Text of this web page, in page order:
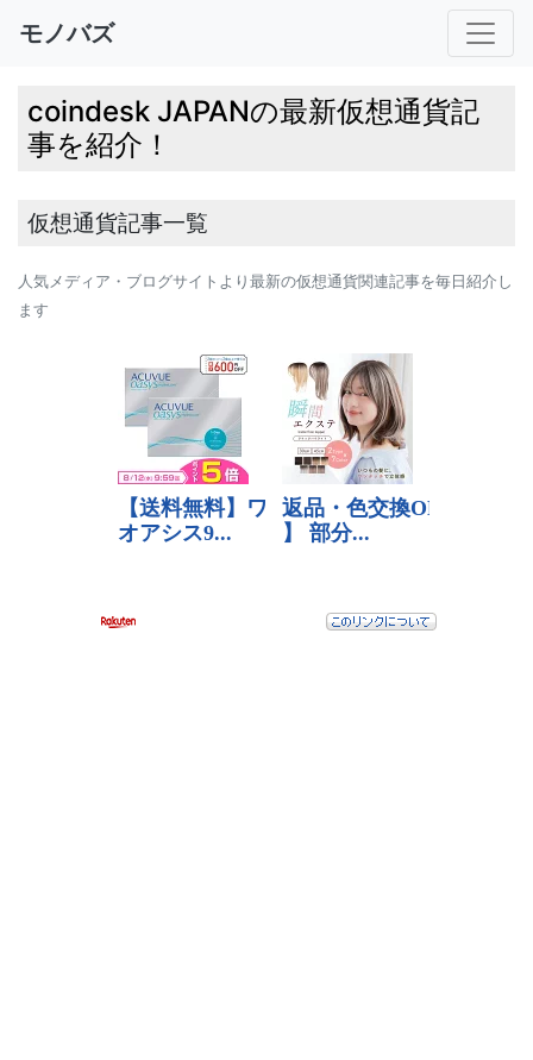
モノバズ
coindesk JAPANの最新仮想通貨記
事を紹介！
仮想通貨記事一覧
人気メディア・ブログサイトより最新の仮想通貨関連記事を毎日紹介し
ます